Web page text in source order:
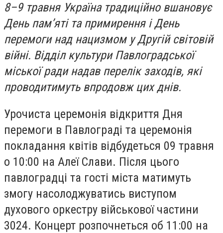
8–9 травня Україна традиційно вшановує
День пам’яті та примирення і День
перемоги над нацизмом у Другій світовій
війні. Відділ культури Павлоградської
міської ради надав перелік заходів, які
проводитимуть впродовж цих днів.
Урочиста церемонія відкриття Дня
перемоги в Павлограді та церемонія
покладання квітів відбудеться 09 травня
о 10:00 на Алеї Слави. Після цього
павлоградці та гості міста матимуть
змогу насолоджуватись виступом
духового оркестру військової частини
3024. Концерт розпочнеться об 11:00 на